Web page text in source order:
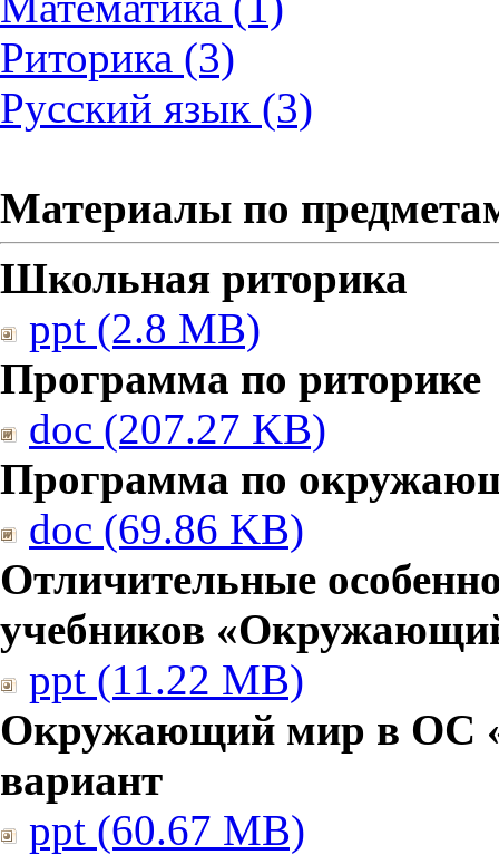
Риторика (3)
Русский язык (3)
Материалы по
Школьная риторика
ppt (2.8 MB)
Программа по риторике
doc (207.27 KB)
Программа по
doc (69.86 KB)
Отличительные
учебников
ppt (11.22 MB)
Окружающий мир в ОС
вариант
ppt (60.67 MB)